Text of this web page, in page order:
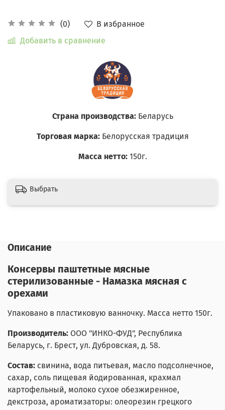
(0)
В избранное
Добавить в сравнение
Страна производства: Беларусь
Торговая марка:Белорусская традиция
Масса нетто: 150г.
Выбрать
Описание
Консервы паштетные мясные
стерилизованные - Намазка мясная с
орехами
Упаковано в пластиковую ванночку. Масса нетто 150г.
Производитель: ООО "ИНКО-ФУД", Республика
Беларусь, г. Брест, ул. Дубровская, д. 58.
Состав: свинина, вода питьевая, масло подсолнечное,
сахар, соль пищевая йодированная, крахмал
картофельный, молоко сухое обезжиренное,
декстроза, ароматизаторы: олеорезин грецкого